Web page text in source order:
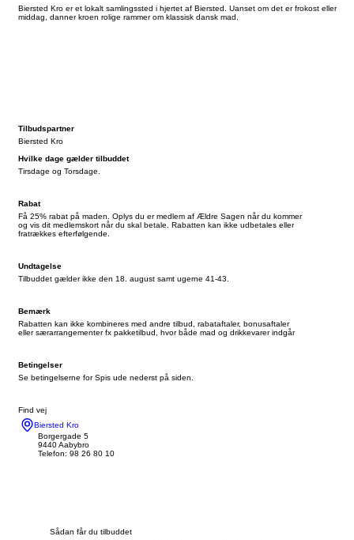
Biersted Kro er et lokalt samlingssted i hjertet af Biersted. Uanset om det er frokost eller
middag, danner kroen rolige rammer om klassisk dansk mad.
Tilbudspartner
Biersted Kro
Hvilke dage gælder tilbuddet
Tirsdage og Torsdage.
Rabat
Få 25% rabat på maden. Oplys du er medlem af Ældre Sagen når du kommer
og vis dit medlemskort når du skal betale. Rabatten kan ikke udbetales eller
fratrækkes efterfølgende.
Undtagelse
Tilbuddet gælder ikke den 18. august samt ugerne 41-43.
Bemærk
Rabatten kan ikke kombineres med andre tilbud, rabataftaler, bonusaftaler
eller særarrangementer fx pakketilbud, hvor både mad og drikkevarer indgår
Betingelser
Se betingelserne for Spis ude nederst på siden.
Find vej
Biersted Kro
Borgergade 5
9440 Aabybro
Telefon: 98 26 80 10
Sådan får du tilbuddet